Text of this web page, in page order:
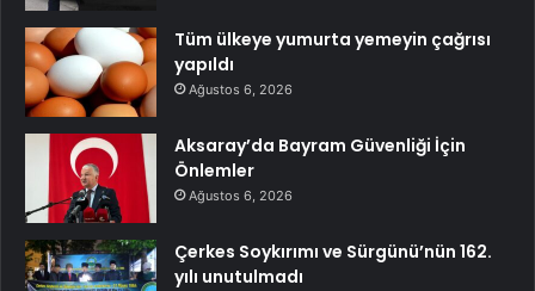
Tüm ülkeye yumurta yemeyin çağrısı
yapıldı
Ağustos 6, 2026
Aksaray’da Bayram Güvenliği İçin
Önlemler
Ağustos 6, 2026
Çerkes Soykırımı ve Sürgünü’nün 162.
yılı unutulmadı